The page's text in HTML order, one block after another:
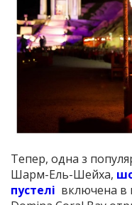
Тепер, одна з
Шарм-Ель-Шейха,
пустелі включена в